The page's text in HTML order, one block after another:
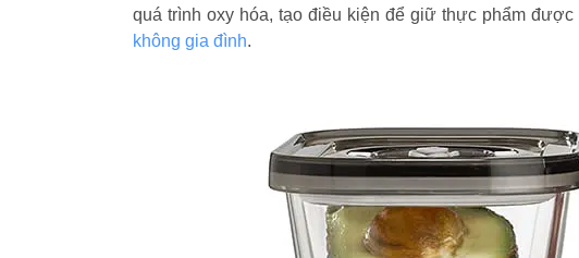
quá trình oxy hóa, tạo điều kiện để giữ thực phẩm
không gia đình.